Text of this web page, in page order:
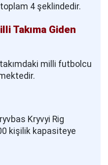
toplam 4 şeklindedir.
Takıma Giden
milli futbolcu
Kryvyi Rig
kişilik kapasiteye